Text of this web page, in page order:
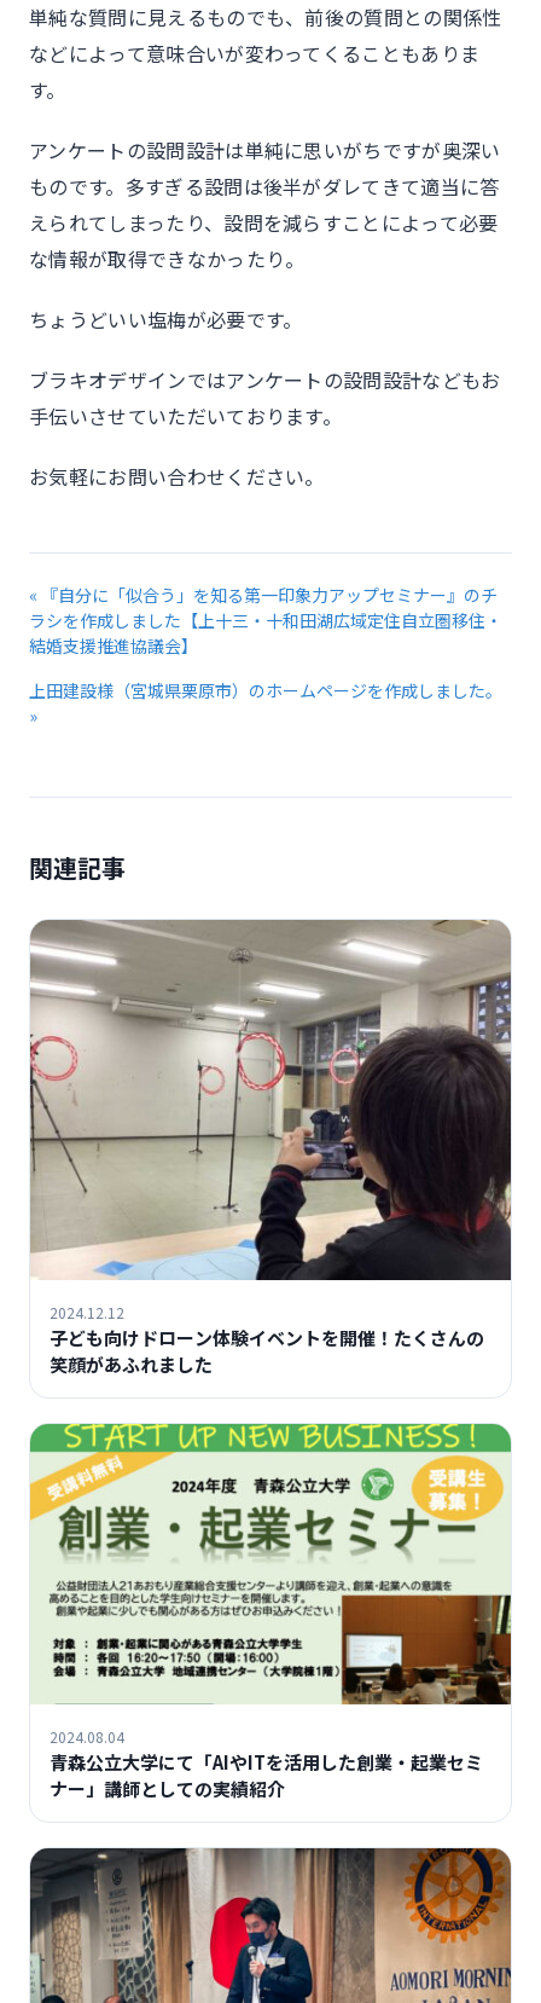
単純な質問に見えるものでも、前後の質問との関係性
などによって意味合いが変わってくることもありま
す。
アンケートの設問設計は単純に思いがちですが奥深い
ものです。多すぎる設問は後半がダレてきて適当に答
えられてしまったり、設問を減らすことによって必要
な情報が取得できなかったり。
ちょうどいい塩梅が必要です。
ブラキオデザインではアンケートの設問設計などもお
手伝いさせていただいております。
お気軽にお問い合わせください。
« 『自分に「似合う」を知る第一印象力アップセミナー』のチ
ラシを作成しました【上十三・十和田湖広域定住自立圏移住・
結婚支援推進協議会】
上田建設様（宮城県栗原市）のホームページを作成しました。
»
関連記事
2024.12.12
子ども向けドローン体験イベントを開催！たくさんの
笑顔があふれました
2024.08.04
青森公立大学にて「AIやITを活用した創業・起業セミ
ナー」講師としての実績紹介